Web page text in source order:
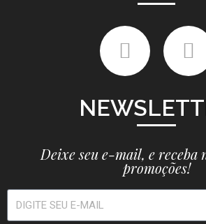
Deixe seu e-mail, e receba
promoções!